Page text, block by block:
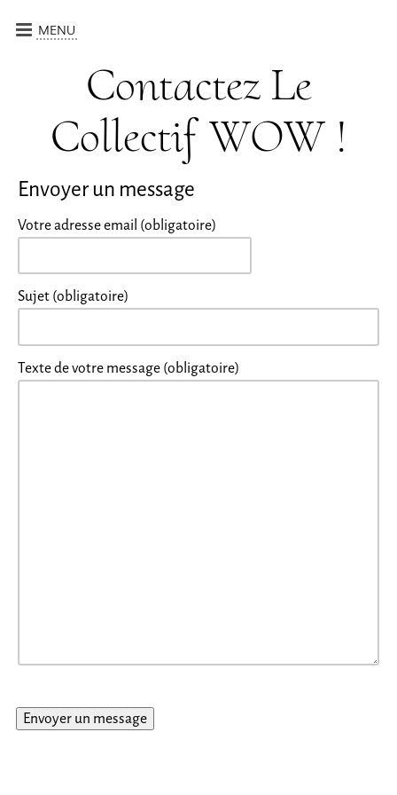
MENU
ATELIERS
QUI SOMMES-NOUS ?
CONTACT
Contactez Le
Collectif WOW !
Envoyer un message
Votre adresse email (obligatoire)
Sujet (obligatoire)
Texte de votre message (obligatoire)